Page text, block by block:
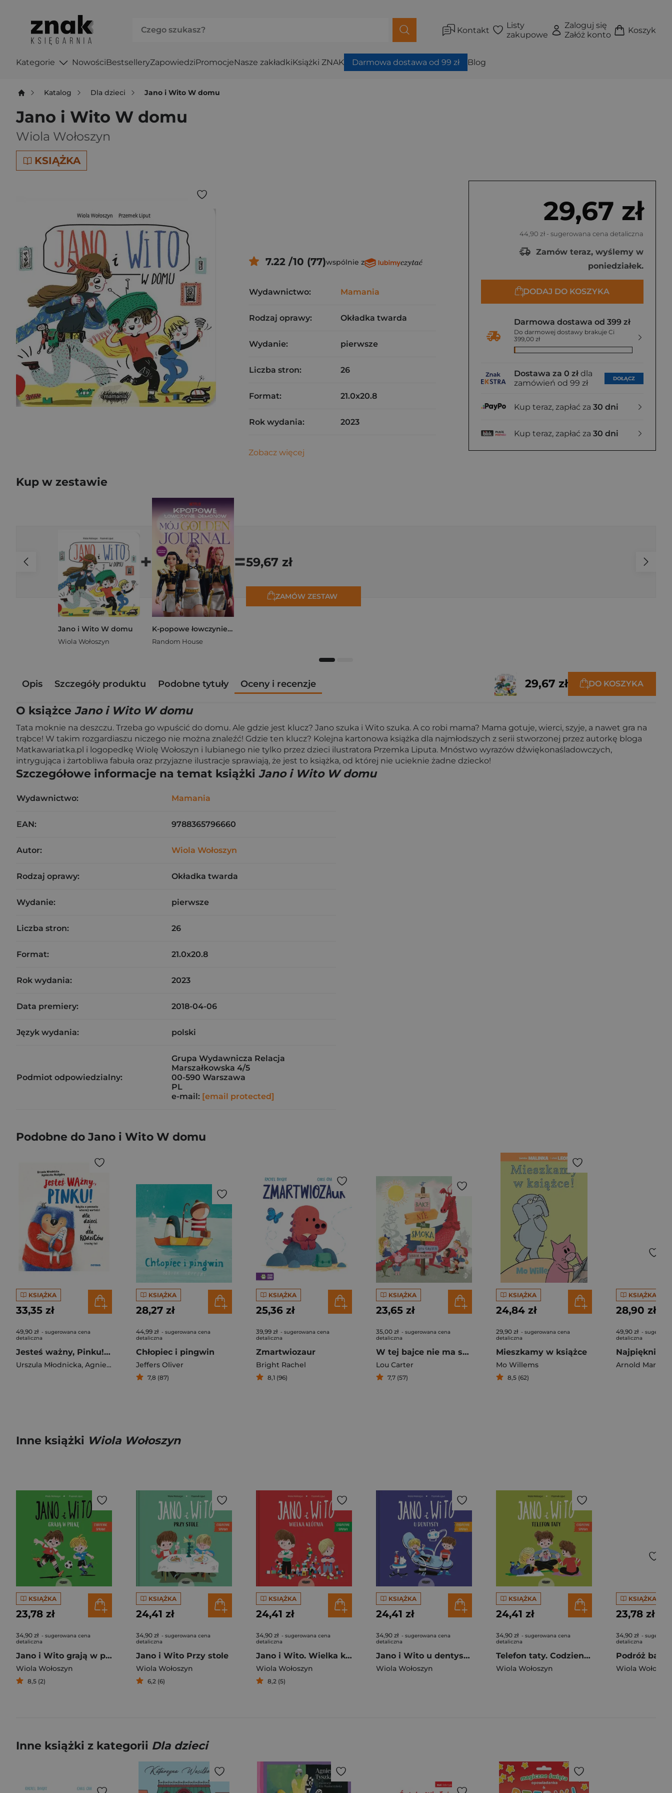
Kontakt
Listy
zakupowe
Zaloguj się
Załóż konto
Koszyk
Kategorie NowościBestselleryZapowiedziPromocjeNasze zakładkiKsiążki ZNAK Darmowa dostawa od 99 zł Blog
Katalog Dla dzieci Jano i Wito W domu
Jano i Wito W domu
Wiola Wołoszyn
KSIĄŻKA
29,67 zł
44,90 zł - sugerowana cena detaliczna
Zamów teraz, wyślemy w
poniedziałek.
DODAJ DO KOSZYKA
Darmowa dostawa od 399 zł
Do darmowej dostawy brakuje Ci
399,00 zł
Dostawa za 0 zł dla
zamówień od 99 zł
DOŁĄCZ
Kup teraz, zapłać za 30 dni
Kup teraz, zapłać za 30 dni
7.22 /10 (77)wspólnie z
Wydawnictwo: Mamania
Rodzaj oprawy: Okładka twarda
Wydanie: pierwsze
Liczba stron: 26
Format: 21.0x20.8
Rok wydania: 2023
Zobacz więcej
Kup w zestawie
Jano i Wito W domu
Wiola Wołoszyn
+
K-popowe łowczynie demonów. Mój golden journal. Oficjalny dziennik
Random House
=59,67 zł
ZAMÓW ZESTAW
Opis Szczegóły produktu Podobne tytuły Oceny i recenzje 29,67 zł DO KOSZYKA
O książce Jano i Wito W domu
Tata moknie na deszczu. Trzeba go wpuścić do domu. Ale gdzie jest klucz? Jano szuka i Wito szuka. A co robi mama? Mama gotuje, wierci, szyje, a nawet gra na
trąbce! W takim rozgardiaszu niczego nie można znaleźć! Gdzie ten klucz? Kolejna kartonowa książka dla najmłodszych z serii stworzonej przez autorkę bloga
Matkawariatka.pl i logopedkę Wiolę Wołoszyn i lubianego nie tylko przez dzieci ilustratora Przemka Liputa. Mnóstwo wyrazów dźwiękonaśladowczych,
intrygująca i żartobliwa fabuła oraz przyjazne ilustracje sprawiają, że jest to książka, od której nie ucieknie żadne dziecko!
Szczegółowe informacje na temat książki Jano i Wito W domu
Wydawnictwo: Mamania
EAN: 9788365796660
Autor: Wiola Wołoszyn
Rodzaj oprawy: Okładka twarda
Wydanie: pierwsze
Liczba stron: 26
Format: 21.0x20.8
Rok wydania: 2023
Data premiery: 2018-04-06
Język wydania: polski
Podmiot odpowiedzialny:
Grupa Wydawnicza Relacja
Marszałkowska 4/5
00-590 Warszawa
PL
e-mail: [email protected]
Podobne do Jano i Wito W domu
KSIĄŻKA
33,35 zł
49,90 zł - sugerowana cena
detaliczna
Jesteś ważny, Pinku! Książka o poczuciu własnej wartości dla dzieci i dla rodziców trochę też
Urszula Młodnicka, Agnieszka Waligóra
KSIĄŻKA
28,27 zł
44,99 zł - sugerowana cena
detaliczna
Chłopiec i pingwin
Jeffers Oliver
7,8 (87)
KSIĄŻKA
25,36 zł
39,99 zł - sugerowana cena
detaliczna
Zmartwiozaur
Bright Rachel
8,1 (96)
KSIĄŻKA
23,65 zł
35,00 zł - sugerowana cena
detaliczna
W tej bajce nie ma smoka
Lou Carter
7,7 (57)
KSIĄŻKA
24,84 zł
29,90 zł - sugerowana cena
detaliczna
Mieszkamy w książce
Mo Willems
8,5 (62)
KSIĄŻKA
28,90 zł
49,90 zł -
detaliczna
Arnold Marsha
Inne książki Wiola Wołoszyn
KSIĄŻKA
23,78 zł
34,90 zł - sugerowana cena
detaliczna
Jano i Wito grają w piłkę
Wiola Wołoszyn
8,5 (2)
KSIĄŻKA
24,41 zł
34,90 zł - sugerowana cena
detaliczna
Jano i Wito Przy stole
Wiola Wołoszyn
6,2 (6)
KSIĄŻKA
24,41 zł
34,90 zł - sugerowana cena
detaliczna
Jano i Wito. Wielka kłótnia
Wiola Wołoszyn
8,2 (5)
KSIĄŻKA
24,41 zł
34,90 zł - sugerowana cena
detaliczna
Jano i Wito u dentysty. Codzienne sprawy Jano i Wito
Wiola Wołoszyn
KSIĄŻKA
24,41 zł
34,90 zł - sugerowana cena
detaliczna
Telefon taty. Codzienne sprawy Jano i Wito. Jano i Wito
Wiola Wołoszyn
KSIĄŻKA
23,78 zł
34,90 zł -
detaliczna
Wiola
Inne książki z kategorii Dla dzieci